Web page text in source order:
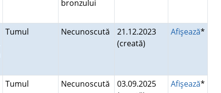
bronzului
Tumul Necunoscută
21.12.2023
(creată)
Afişează*
Tumul Necunoscută
03.09.2025
Afişează*